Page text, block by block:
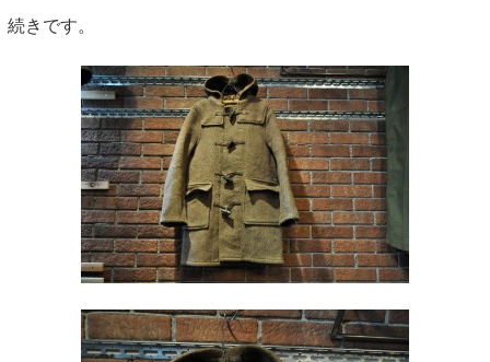
続きです。